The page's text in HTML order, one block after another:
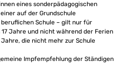
eines sonderpädagogischen
auf der Grundschule
Schule – gilt nur für
Jahre und nicht während der Ferien
die nicht mehr zur Schule
Impfempfehlung der Ständigen